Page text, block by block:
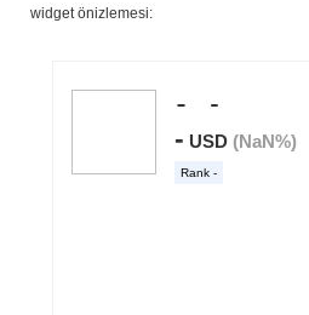
widget önizlemesi: